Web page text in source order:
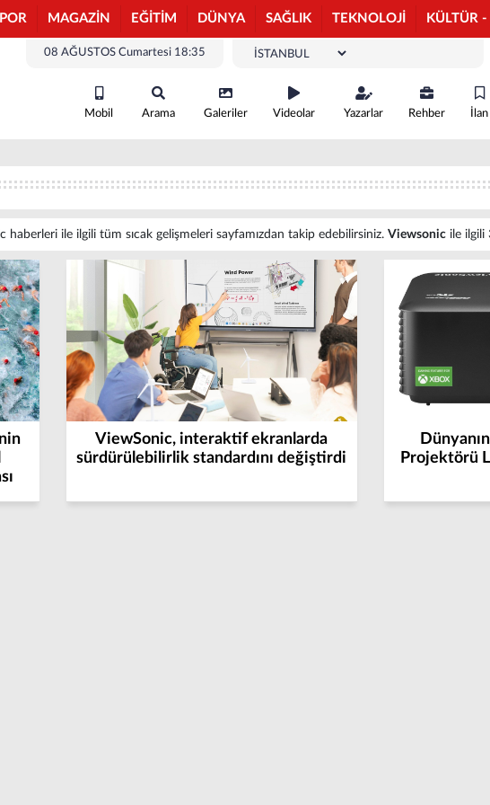
MAGAZİN EĞİTİM DÜNYA SAĞLIK TEKNOLOJİ KÜLTÜR
08 AĞUSTOS Cumartesi 18:35
Mobil Arama Galeriler Videolar Yazarlar Rehber İlan
haberleri ile ilgili tüm sıcak gelişmeleri sayfamızdan takip edebilirsiniz. Viewsonic ile ilgili
ViewSonic, interaktif ekranlarda
sürdürülebilirlik standardını değiştirdi
Projektörü